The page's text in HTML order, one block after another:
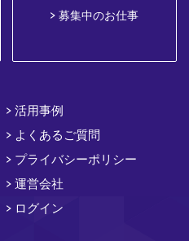
募集中のお仕事
活用事例
よくあるご質問
プライバシーポリシー
運営会社
ログイン